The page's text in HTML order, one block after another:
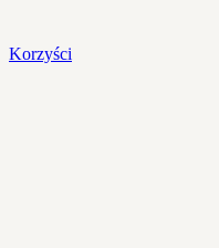
Korzyści